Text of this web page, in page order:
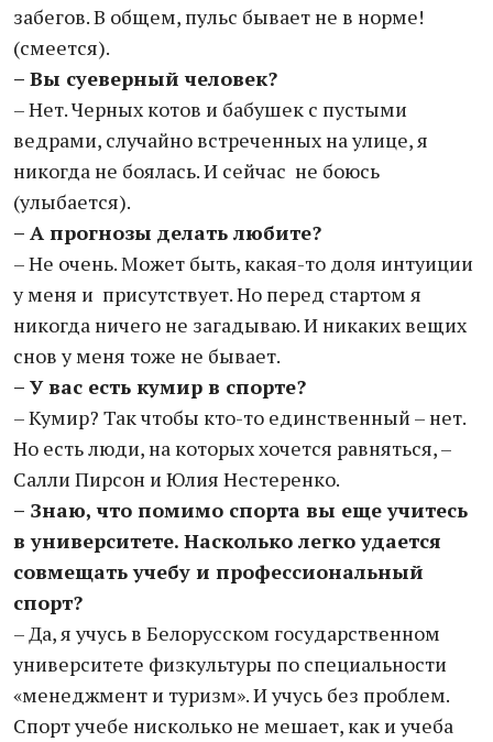
забегов. В общем, пульс бывает не в норме!
(смеется).
– Вы суеверный человек?
– Нет. Черных котов и бабушек с пустыми
ведрами, случайно встреченных на улице, я
никогда не боялась. И сейчас не боюсь
(улыбается).
– А прогнозы делать любите?
– Не очень. Может быть, какая-то доля интуиции
у меня и присутствует. Но перед стартом я
никогда ничего не загадываю. И никаких вещих
снов у меня тоже не бывает.
– У вас есть кумир в спорте?
– Кумир? Так чтобы кто-то единственный – нет.
Но есть люди, на которых хочется равняться, –
Салли Пирсон и Юлия Нестеренко.
– Знаю, что помимо спорта вы еще учитесь
в университете. Насколько легко удается
совмещать учебу и профессиональный
спорт?
– Да, я учусь в Белорусском государственном
университете физкультуры по специальности
«менеджмент и туризм». И учусь без проблем.
Спорт учебе нисколько не мешает, как и учеба